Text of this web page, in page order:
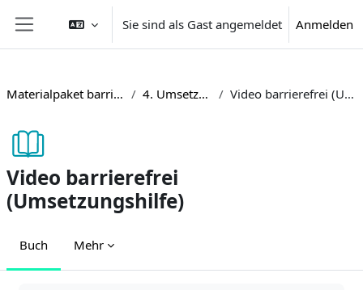
Website-Übersicht
Sie sind als Gast angemeldet Anmelden
Materialpaket barrierefreie Lehre 4. Umsetzungshilfen Video barrierefrei (Umsetzungshilfe)
Video barrierefrei
(Umsetzungshilfe)
Buch Mehr